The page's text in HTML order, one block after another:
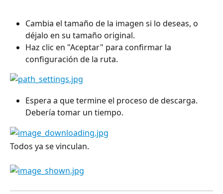
Cambia el tamaño de la imagen si lo deseas, o
déjalo en su tamaño original.
Haz clic en "Aceptar" para confirmar la
configuración de la ruta.
Espera a que termine el proceso de descarga.
Debería tomar un tiempo.
Todos ya se vinculan.